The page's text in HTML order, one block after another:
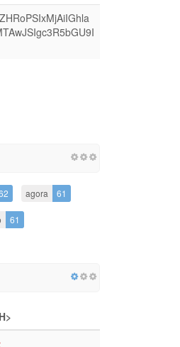
agora 61
61